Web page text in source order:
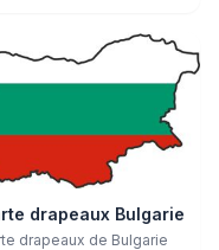
drapeaux Bulgarie
drapeaux de Bulgarie